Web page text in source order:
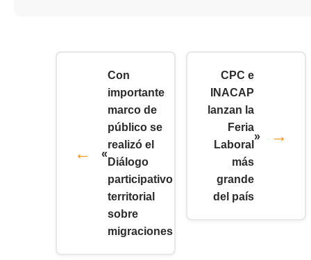
«
Con
importante
marco de
público se
realizó el
Diálogo
participativo
territorial
sobre
migraciones
CPC e
INACAP
lanzan la
Feria
Laboral
más
grande
del país
»